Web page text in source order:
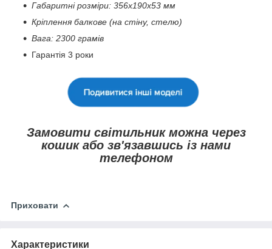
Габаритні розміри: 356х190х53 мм
Кріплення балкове (на стіну, стелю)
Вага: 2300 грамів
Гарантія 3 роки
Замовити світильник можна через
кошик або зв'язавшись із нами
телефоном
Приховати
Характеристики